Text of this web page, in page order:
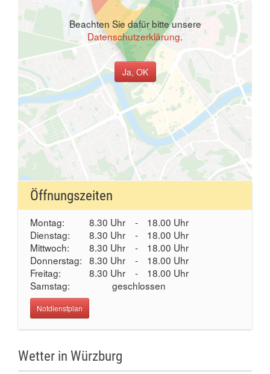
Beachten Sie dafür bitte unsere
Datenschutzerklärung.
Ja, OK
Öffnungszeiten
Montag: 8.30 Uhr -
18.00 Uhr
Dienstag:
8.30 Uhr -
18.00 Uhr
Mittwoch:
8.30 Uhr -
18.00 Uhr
Donnerstag: 8.30 Uhr -
18.00 Uhr
Freitag:
8.30 Uhr -
18.00 Uhr
Samstag:
geschlossen
Notdienstplan
Wetter in Würzburg